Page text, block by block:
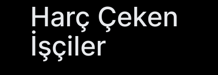
Harç Çeken
İşçiler